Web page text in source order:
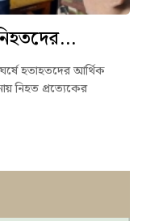
হতাহতদের আর্থিক
নিহত প্রত্যেকের